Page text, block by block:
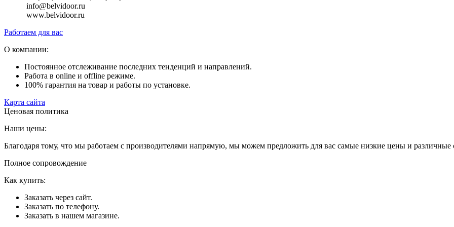
info@belvidoor.ru
www.belvidoor.ru
Работаем для вас
О компании:
Постоянное отслеживание последних тенденций и направлений.
Работа в online и offline режиме.
100% гарантия на товар и работы по установке.
Карта сайта
Ценовая политика
Наши цены:
Благодаря тому, что мы работаем с производителями напрямую, мы можем предложить для вас самые низкие цены и различные
Полное сопровождение
Как купить:
Заказать через сайт.
Заказать по телефону.
Заказать в нашем магазине.